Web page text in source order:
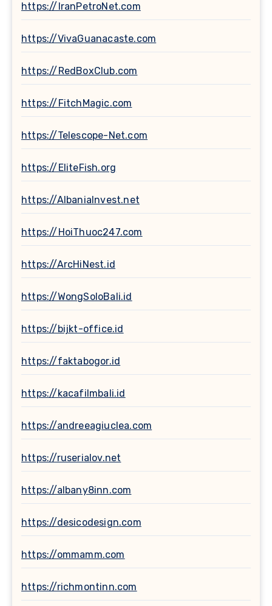
https://IranPetroNet.com
https://VivaGuanacaste.com
https://RedBoxClub.com
https://FitchMagic.com
https://Telescope-Net.com
https://EliteFish.org
https://AlbaniaInvest.net
https://HoiThuoc247.com
https://ArcHiNest.id
https://WongSoloBali.id
https://bijkt-office.id
https://faktabogor.id
https://kacafilmbali.id
https://andreeagiuclea.com
https://ruserialov.net
https://albany8inn.com
https://desicodesign.com
https://ommamm.com
https://richmontinn.com